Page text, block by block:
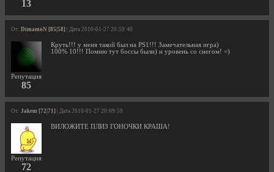
13
От: DimamoN [85|58] | Дата 2010-01-27 20:59:40
Репутация
85
Круть!!! у меня такой был на PS1!!! Замечательная игра)
100% 10!!! Помню тут боссы были) и уровень со снегом! =)
От: Jakem [72|71] | Дата 2010-01-27 20:09:59
Репутация
72
ВИЛОЖИТЕ ПЛИЗ ГОНОЧКИ КРАША!